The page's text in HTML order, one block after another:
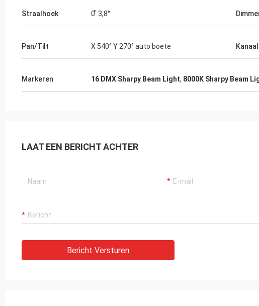
Straalhoek 0 ̊ 3,8°
Pan/Tilt X 540° Y 270° auto boete Kanaal
Markeren 16 DMX Sharpy Beam Light, 8000K Sharpy Beam
LAAT EEN BERICHT ACHTER
Bericht Versturen